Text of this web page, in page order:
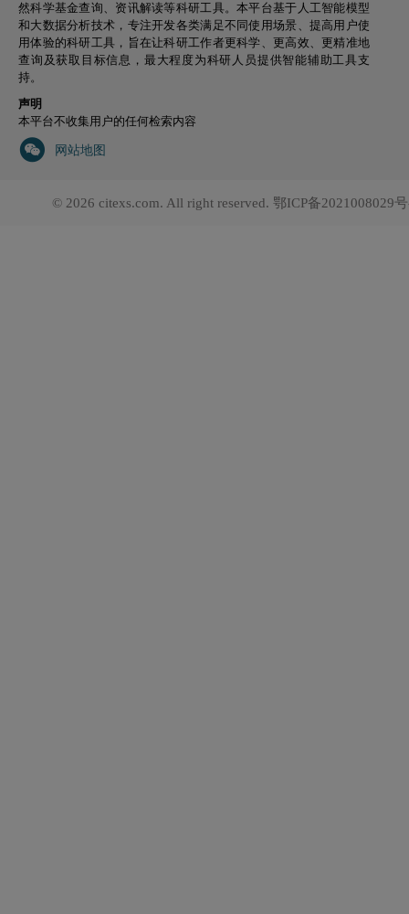
然科学基金查询、资讯解读等科研工具。本平台基于人工智能模型
和大数据分析技术，专注开发各类满足不同使用场景、提高用户使
用体验的科研工具，旨在让科研工作者更科学、更高效、更精准地
查询及获取目标信息，最大程度为科研人员提供智能辅助工具支
持。
声明
本平台不收集用户的任何检索内容
网站地图
© 2026 citexs.com. All right reserved. 鄂ICP备2021008029